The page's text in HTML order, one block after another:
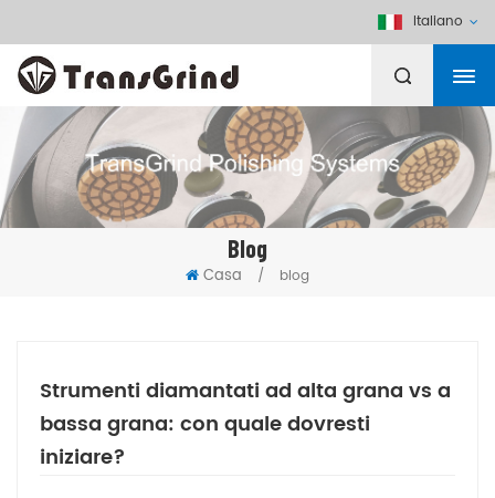
Italiano
Blog
Casa / blog
Strumenti diamantati ad alta grana vs a
bassa grana: con quale dovresti
iniziare?